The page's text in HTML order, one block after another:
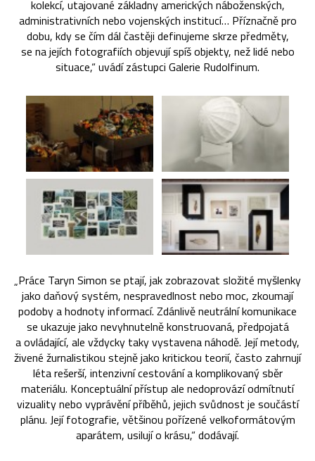
kolekcí, utajované základny amerických náboženských,
administrativních nebo vojenských institucí… Příznačně pro
dobu, kdy se čím dál častěji definujeme skrze předměty,
se na jejích fotografiích objevují spíš objekty, než lidé nebo
situace,“ uvádí zástupci Galerie Rudolfinum.
„Práce Taryn Simon se ptají, jak zobrazovat složité myšlenky
jako daňový systém, nespravedlnost nebo moc, zkoumají
podoby a hodnoty informací. Zdánlivě neutrální komunikace
se ukazuje jako nevyhnutelně konstruovaná, předpojatá
a ovládající, ale vždycky taky vystavena náhodě. Její metody,
živené žurnalistikou stejně jako kritickou teorií, často zahrnují
léta rešerší, intenzivní cestování a komplikovaný sběr
materiálu. Konceptuální přístup ale nedoprovází odmítnutí
vizuality nebo vyprávění příběhů, jejich svůdnost je součástí
plánu. Její fotografie, většinou pořízené velkoformátovým
aparátem, usilují o krásu,“ dodávají.